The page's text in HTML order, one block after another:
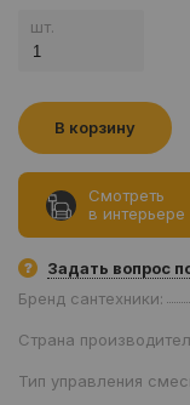
шт.
В корзину
Смотреть
в интерьере
Задать вопрос
Бренд сантехники:
Страна
Тип управления